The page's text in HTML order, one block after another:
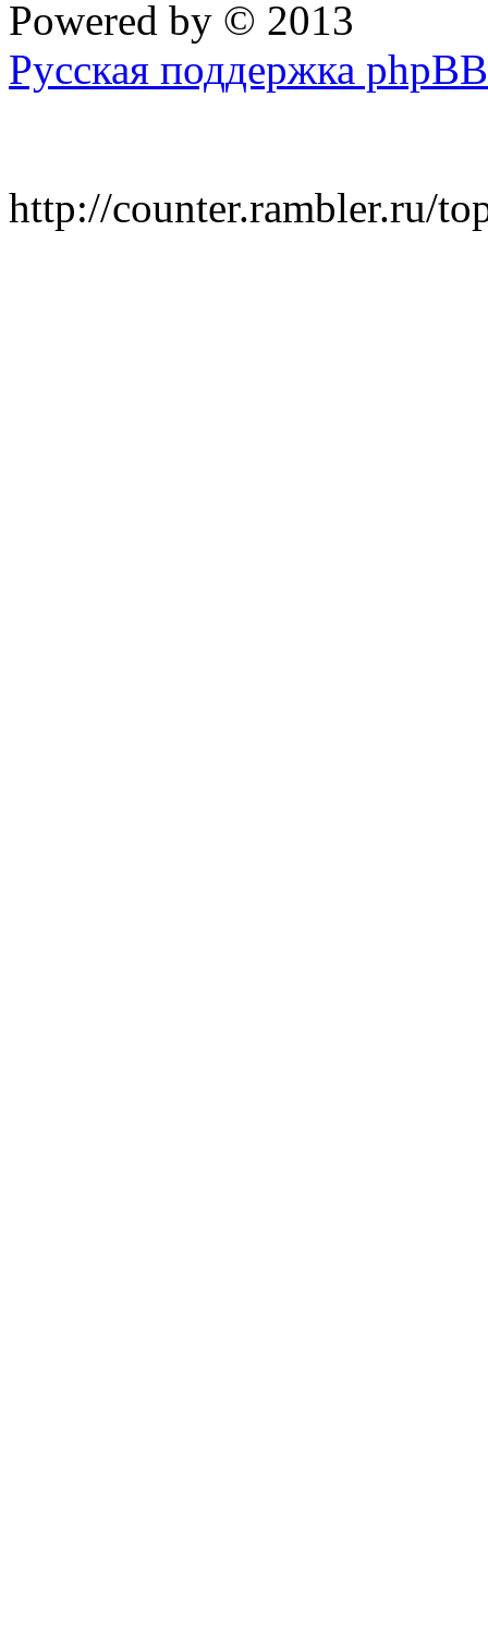
Powered by © 2013
Русская поддержка phpBB
http://counter.rambler.ru/